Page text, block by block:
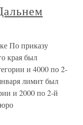
По приказу
края был
и 4000 по 2-
лимит был
и 2000 по 2-й